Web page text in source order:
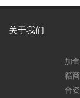
关于我们
加
籍
合